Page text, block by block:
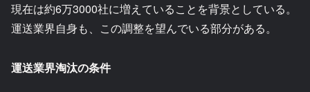
現在は約6万3000社に増えていることを背景としている。
運送業界自身も、この調整を望んでいる部分がある。
運送業界淘汰の条件